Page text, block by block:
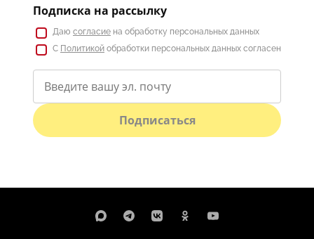
Подписка на рассылку
Даю согласие на обработку персональных данных
С Политикой обработки персональных данных согласен
Подписаться